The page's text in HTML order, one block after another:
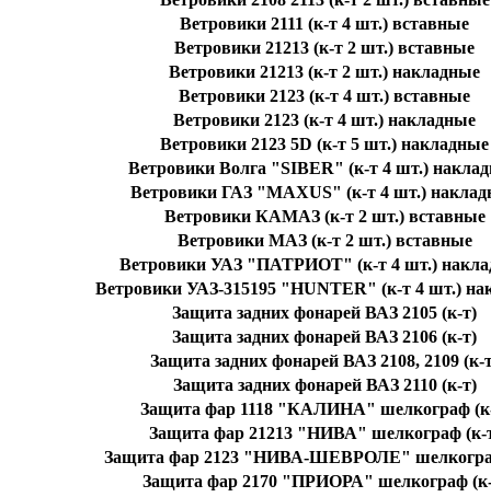
Ветровики 2111 (к-т 4 шт.) вставные
Ветровики 21213 (к-т 2 шт.) вставные
Ветровики 21213 (к-т 2 шт.) накладные
Ветровики 2123 (к-т 4 шт.) вставные
Ветровики 2123 (к-т 4 шт.) накладные
Ветровики 2123 5D (к-т 5 шт.) накладные
Ветровики Волга "SIBER" (к-т 4 шт.)
Ветровики ГАЗ "MAXUS" (к-т 4 шт.)
Ветровики КАМАЗ (к-т 2 шт.) вставные
Ветровики МАЗ (к-т 2 шт.) вставные
Ветровики УАЗ "ПАТРИОТ" (к-т 4 шт.)
Ветровики УАЗ-315195 "HUNTER" (к-т 4 шт.)
Защита задних фонарей ВАЗ 2105 (к-т)
Защита задних фонарей ВАЗ 2106 (к-т)
Защита задних фонарей ВАЗ 2108, 2109 (к-
Защита задних фонарей ВАЗ 2110 (к-т)
Защита фар 1118 "КАЛИНА" шелкограф
Защита фар 21213 "НИВА" шелкограф (к-
Защита фар 2123 "НИВА-ШЕВРОЛЕ"
Защита фар 2170 "ПРИОРА" шелкограф